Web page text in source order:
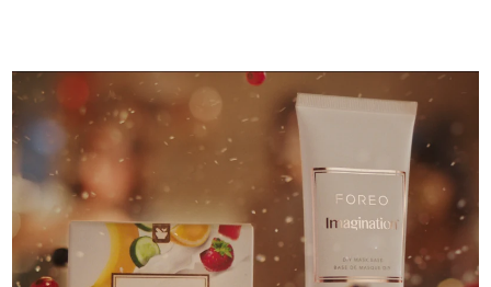
ACERCA DE
Kuwait Entrega prevista 8/10/26
Letonia Entrega prevista 8/10/26
Líbano Entrega prevista8/11/26
Lituania Entrega prevista 8/10/26